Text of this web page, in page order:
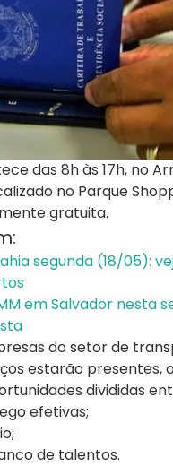
das 8h às 17h, no
no Parque
gratuita.
segunda (18/05):
em Salvador nesta
do setor de
estarão presentes,
divididas
efetivas;
de talentos.